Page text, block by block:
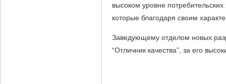
высоком уровне
которые благодаря своим
Заведующему отделом новых
“Отличник качества”, за его